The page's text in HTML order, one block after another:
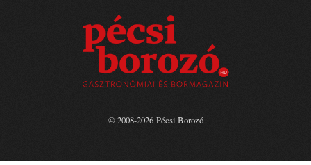
© 2008-2026 Pécsi Borozó